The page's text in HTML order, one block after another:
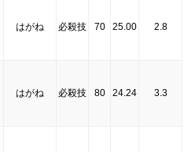
はがね 必殺技 70 25.00 2.8
はがね 必殺技 80 24.24 3.3